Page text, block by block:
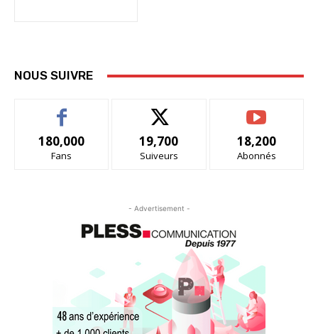
NOUS SUIVRE
180,000
Fans
19,700
Suiveurs
18,200
Abonnés
- Advertisement -